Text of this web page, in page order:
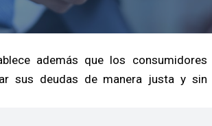
además que los consumidores
sus deudas de manera justa y sin